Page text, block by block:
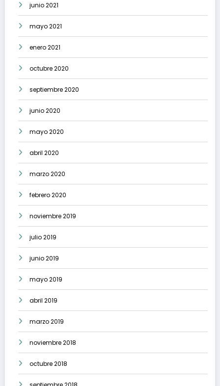
junio 2021
mayo 2021
enero 2021
octubre 2020
septiembre 2020
junio 2020
mayo 2020
abril 2020
marzo 2020
febrero 2020
noviembre 2019
julio 2019
junio 2019
mayo 2019
abril 2019
marzo 2019
noviembre 2018
octubre 2018